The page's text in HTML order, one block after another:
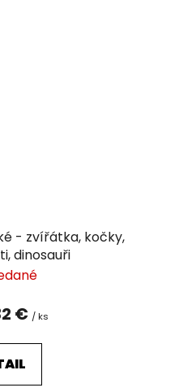
- zvířátka, kočky,
dinosauři
€ / ks